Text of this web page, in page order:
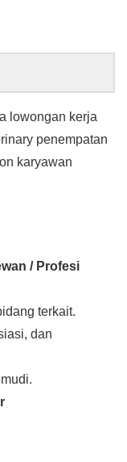
lowongan kerja
penempatan
karyawan
/ Profesi
terkait.
dan